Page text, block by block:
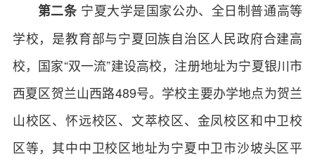
第二条 宁夏大学是国家公办、全日制普通高等
学校，是教育部与宁夏回族自治区人民政府合建高
校，国家“双一流”建设高校，注册地址为宁夏银川市
西夏区贺兰山西路489号。学校主要办学地点为贺兰
山校区、怀远校区、文萃校区、金凤校区和中卫校
区等，其中中卫校区地址为宁夏中卫市沙坡头区平